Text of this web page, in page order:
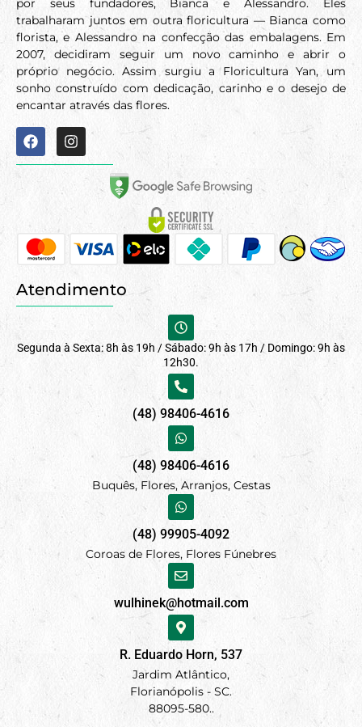
por seus fundadores, Bianca e Alessandro. Eles
trabalharam juntos em outra floricultura — Bianca como
florista, e Alessandro na confecção das embalagens. Em
2007, decidiram seguir um novo caminho e abrir o
próprio negócio. Assim surgiu a Floricultura Yan, um
sonho construído com dedicação, carinho e o desejo de
encantar através das flores.
Atendimento
Segunda à Sexta: 8h às 19h / Sábado: 9h às 17h / Domingo: 9h às
12h30.
(48) 98406-4616
(48) 98406-4616
Buquês, Flores, Arranjos, Cestas
(48) 99905-4092
Coroas de Flores, Flores Fúnebres
wulhinek@hotmail.com
R. Eduardo Horn, 537
Jardim Atlântico,
Florianópolis - SC.
88095-580..